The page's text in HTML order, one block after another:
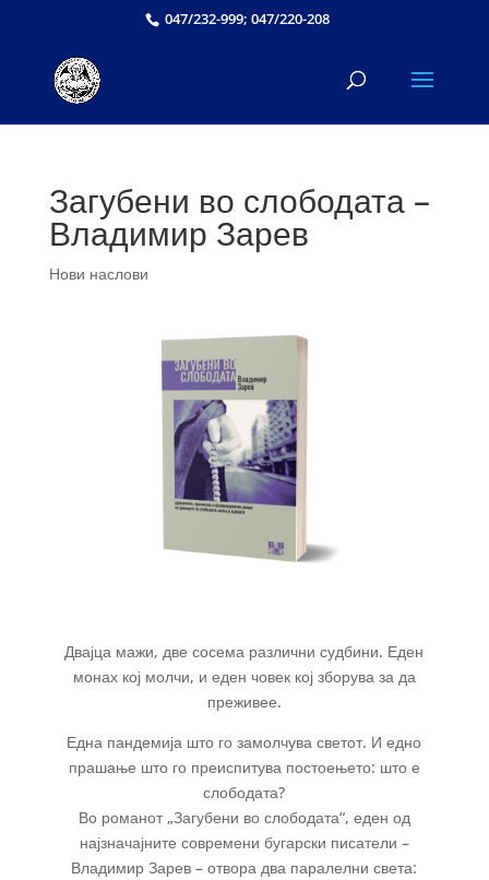
047/232-999; 047/220-208
Загубени во слободата –
Владимир Зарев
Нови наслови
Двајца мажи, две сосема различни судбини. Еден
монах кој молчи, и еден човек кој зборува за да
преживее.
Една пандемија што го замолчува светот. И едно
прашање што го преиспитува постоењето: што е
слободата?
Во романот „Загубени во слободата“, еден од
најзначајните современи бугарски писатели –
Владимир Зарев – отвора два паралелни света: